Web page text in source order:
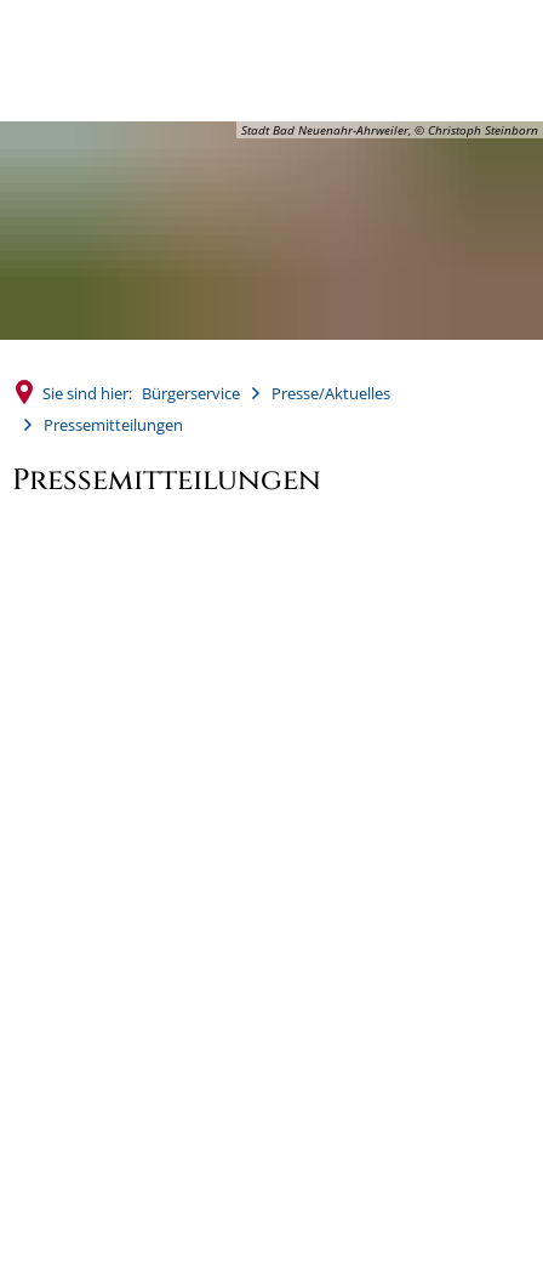
Stadt Bad Neuenahr-Ahrweiler, © Christoph Steinborn
Sie sind hier: Bürgerservice
Presse/Aktuelles
Pressemitteilungen
Pressemitteilungen